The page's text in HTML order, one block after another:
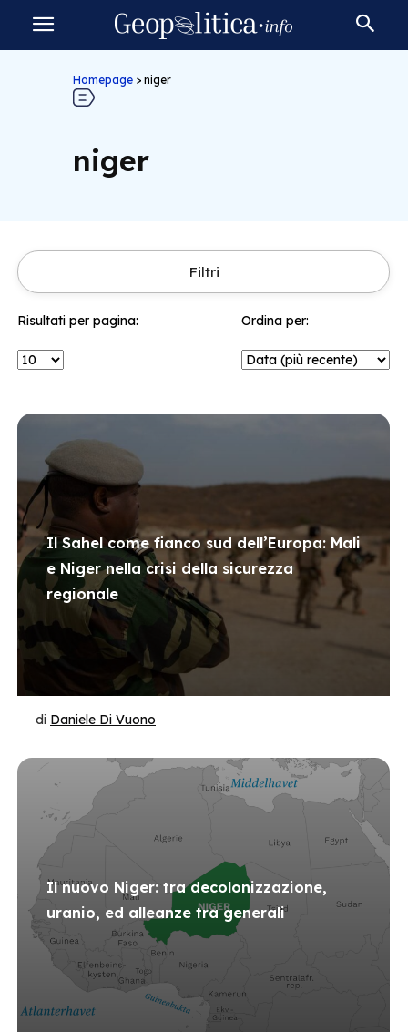
Homepage > niger
niger
Filtri
Risultati per pagina: Ordina per:
Il Sahel come fianco sud dell’Europa: Mali
e Niger nella crisi della sicurezza
regionale
di Daniele Di Vuono
Il nuovo Niger: tra decolonizzazione,
uranio, ed alleanze tra generali